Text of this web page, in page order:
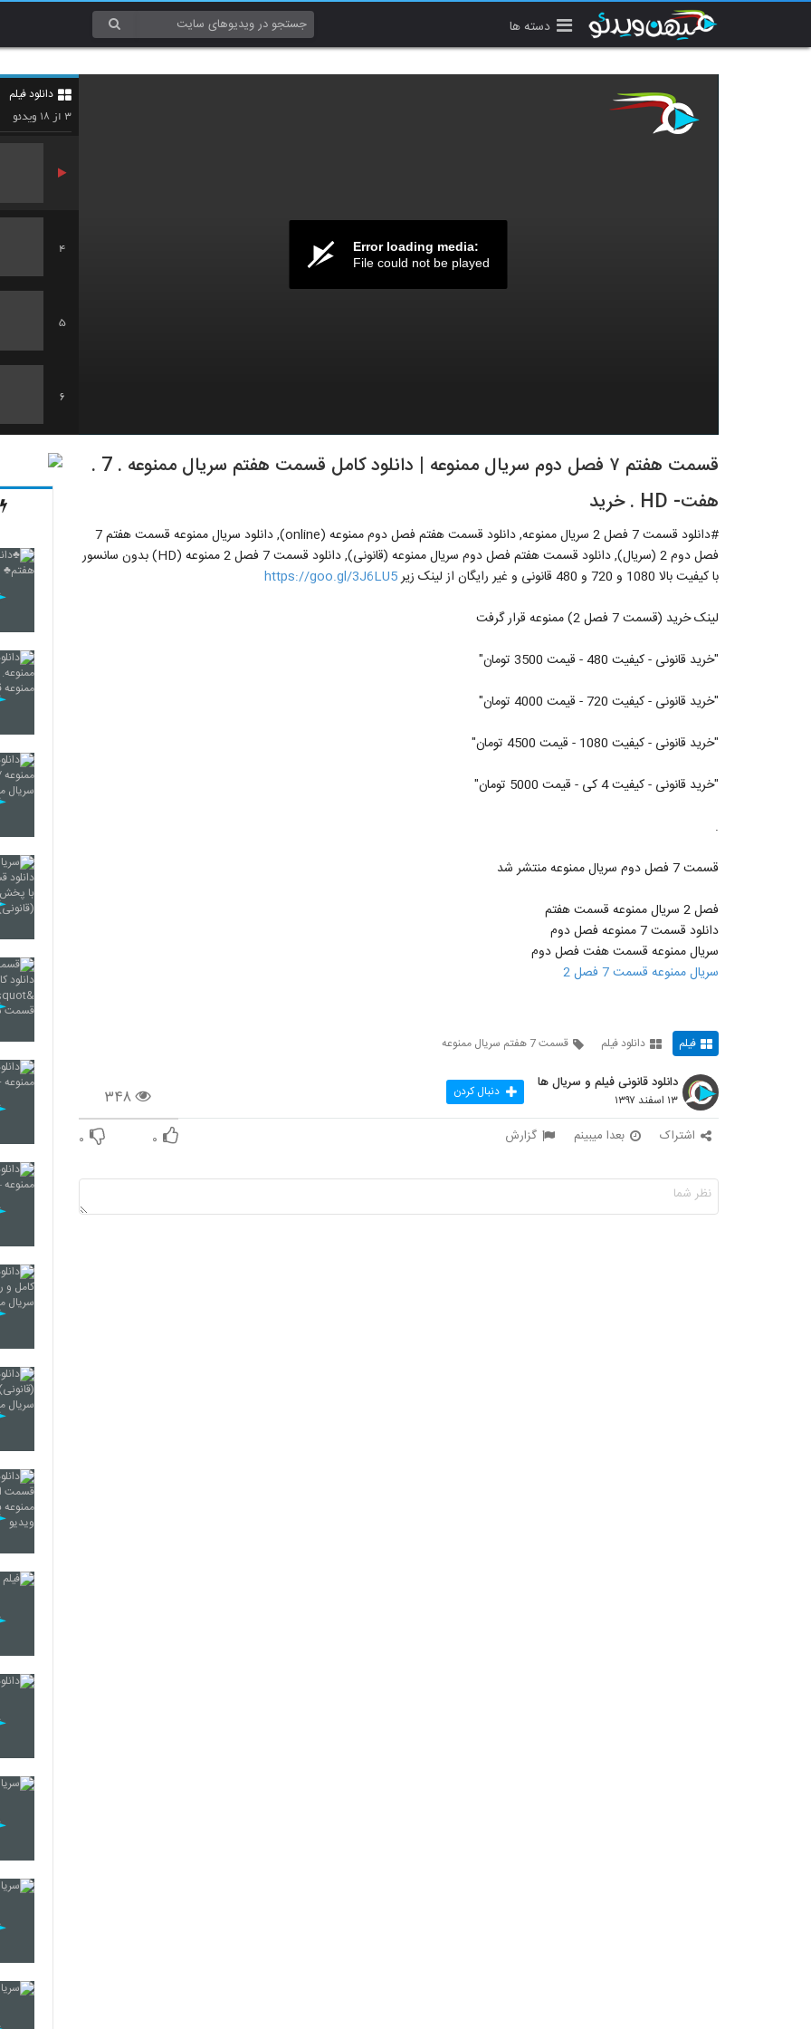
دسته ها
Error loading media:
File could not be played
دانلود فیلم
۳از ۱۸ ویدئو
2
4
5
6
7
قسمت هفتم ۷ فصل دوم سریال ممنوعه | دانلود کامل قسمت هفتم سریال ممنوعه . 7 .
هفت- HD . خرید
#دانلود قسمت 7 فصل 2 سریال ممنوعه, دانلود قسمت هفتم فصل دوم ممنوعه (online), دانلود سریال ممنوعه قسمت هفتم 7
فصل دوم 2 (سریال), دانلود قسمت هفتم فصل دوم سریال ممنوعه (قانونی), دانلود قسمت 7 فصل 2 ممنوعه (HD) بدون سانسور
با کیفیت بالا 1080 و 720 و 480 قانونی و غیر رایگان از لینک زیر
https://goo.gl/3J6LU5
لینک خرید (قسمت 7 فصل 2) ممنوعه قرار گرفت
"خرید قانونی - کیفیت 480 - قیمت 3500 تومان"
"خرید قانونی - کیفیت 720 - قیمت 4000 تومان"
"خرید قانونی - کیفیت 1080 - قیمت 4500 تومان"
"خرید قانونی - کیفیت 4 کی - قیمت 5000 تومان"
.
قسمت 7 فصل دوم سریال ممنوعه منتشر شد
فصل 2 سریال ممنوعه قسمت هفتم
دانلود قسمت 7 ممنوعه فصل دوم
سریال ممنوعه قسمت هفت فصل دوم
سریال ممنوعه قسمت 7 فصل 2
فیلم دانلود فیلم قسمت 7 هفتم سریال ممنوعه
۳۴۸
دانلود قانونی فیلم و سریال ها
۱۳ اسفند ۱۳۹۷ دنبال کردن
اشتراک بعدا میبینم گزارش ۰ ۰